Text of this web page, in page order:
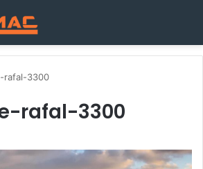
rafal-3300
rafal-3300